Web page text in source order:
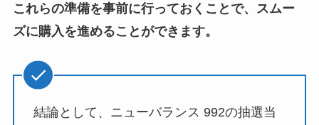
これらの準備を事前に行っておくことで、スムー
ズに購入を進めることができます。
結論として、ニューバランス 992の抽選当